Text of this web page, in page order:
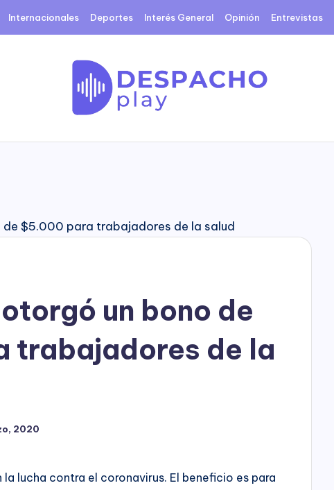
Internacionales Deportes Interés General Opinión Entrevistas
D
p
h
o
un bono de
trabajadores de la
2020
lucha contra el coronavirus. El beneficio es para